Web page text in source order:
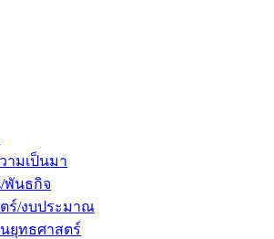
ามเป็นมา
พันธกิจ
ร์/งบประมาณ
ยุทธศาสตร์